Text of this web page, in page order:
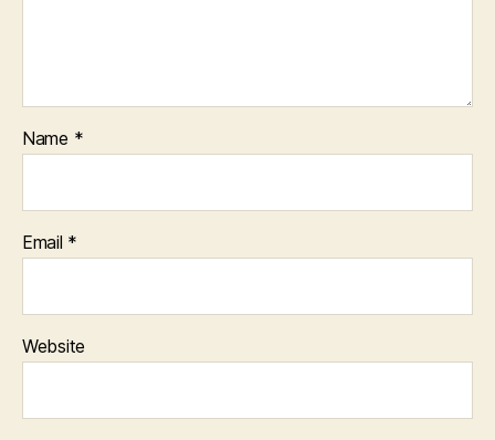
Name *
Email *
Website